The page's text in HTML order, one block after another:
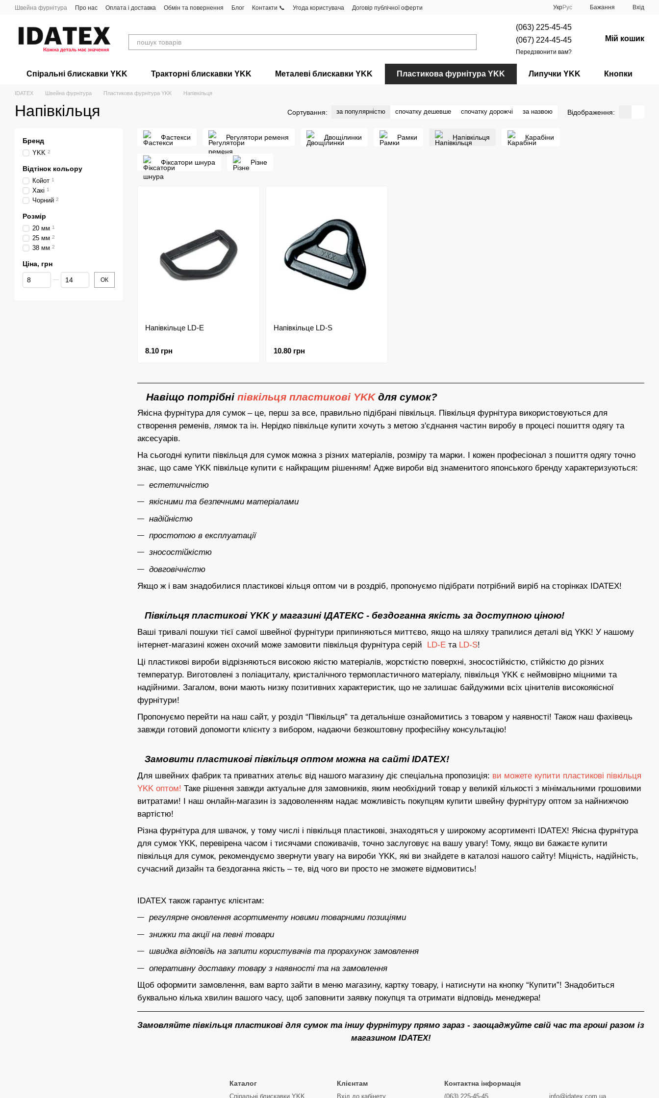
Перейти до основного контенту
Швейна фурнітура Про нас Оплата і доставка Обмін та повернення Блог Контакти 📞 Угода користувача Договір публічної оферти УкрРус Бажання Вхід
(063) 225-45-45
(067) 224-45-45
Передзвонити вам?
Мій кошик
Спіральні блискавки YKK Тракторні блискавки YKK Металеві блискавки YKK Пластикова фурнітура YKK Липучки YKK Кнопки
IDATEX Швейна фурнітура Пластикова фурнітура YKK Напівкільця
Напівкільця Сортування: за популярністю спочатку дешевше спочатку дорожчі за назвою Відображення:
Фастекси Регулятори ременя Двощілинки Рамки Напівкільця Карабіни
Фіксатори шнура Різне
Навіщо потрібні півкільця пластикові YKKдля сумок?
Якісна фурнітура для сумок – це, перш за все, правильно підібрані півкільця. Півкільця фурнітура використовуються для
створення ременів, лямок та ін. Нерідко півкільце купити хочуть з метою з'єднання частин виробу в процесі пошиття одягу та
аксесуарів.
На сьогодні купити півкільця для сумок можна з різних матеріалів, розміру та марки. І кожен професіонал з пошиття одягу точно
знає, що саме YKK півкільце купити є найкращим рішенням! Адже вироби від знаменитого японського бренду характеризуються:
естетичністю
якісними та безпечними матеріалами
надійністю
простотою в експлуатації
зносостійкістю
довговічністю
Якщо ж і вам знадобилися пластикові кільця оптом чи в роздріб, пропонуємо підібрати потрібний виріб на сторінках IDATEX!
Півкільця пластикові YKK у магазині ІДАТЕКС - бездоганна якість за доступною ціною!
Ваші тривалі пошуки тієї самої швейної фурнітури припиняються миттєво, якщо на шляху трапилися деталі від YKK! У нашому
інтернет-магазині кожен охочий може замовити півкільця фурнітура серій LD-E та LD-S!
Ці пластикові вироби відрізняються високою якістю матеріалів, жорсткістю поверхні, зносостійкістю, стійкістю до різних
температур. Виготовлені з поліациталу, кристалічного термопластичного матеріалу, півкільця YKK є неймовірно міцними та
надійними. Загалом, вони мають низку позитивних характеристик, що не залишає байдужими всіх цінителів високоякісної
фурнітури!
Пропонуємо перейти на наш сайт, у розділ “Півкільця” та детальніше ознайомитись з товаром у наявності! Також наш фахівець
завжди готовий допомогти клієнту з вибором, надаючи безкоштовну професійну консультацію!
Замовити пластикові півкільця оптом можна на сайті IDATEX!
Для швейних фабрик та приватних ательє від нашого магазину діє спеціальна пропозиція: ви можете купити пластикові півкільця
YKK оптом! Таке рішення завжди актуальне для замовників, яким необхідний товар у великій кількості з мінімальними грошовими
витратами! І наш онлайн-магазин із задоволенням надає можливість покупцям купити швейну фурнітуру оптом за найнижчою
вартістю!
Різна фурнітура для швачок, у тому числі і півкільця пластикові, знаходяться у широкому асортименті IDATEX! Якісна фурнітура
для сумок YKK, перевірена часом і тисячами споживачів, точно заслуговує на вашу увагу! Тому, якщо ви бажаєте купити
півкільця для сумок, рекомендуємо звернути увагу на вироби YKK, які ви знайдете в каталозі нашого сайту! Міцність, надійність,
сучасний дизайн та бездоганна якість – те, від чого ви просто не зможете відмовитись!
IDATEX також гарантує клієнтам:
регулярне оновлення асортименту новими товарними позиціями
знижки та акції на певні товари
швидка відповідь на запити користувачів та прорахунок замовлення
оперативну доставку товару з наявності та на замовлення
Щоб оформити замовлення, вам варто зайти в меню магазину, картку товару, і натиснути на кнопку “Купити”! Знадобиться
буквально кілька хвилин вашого часу, щоб заповнити заявку покупця та отримати відповідь менеджера!
Замовляйте півкільця пластикові для сумок та іншу фурнітуру прямо зараз - заощаджуйте свій час та гроші разом із
магазином IDATEX!
Напівкільце LD-E
8.10 грн
Напівкільце LD-S
10.80 грн
Бренд
YKK 2
Відтінок кольору
Койот 1
Хакі 1
Чорний 2
Розмір
20 мм 1
25 мм 2
38 мм 2
Ціна, грн
Від Ціна, грн
До Ціна, грн ОК
Каталог
Спіральні блискавки YKK
Клієнтам
Вхід до кабінету
Контактна інформація
(063) 225-45-45 info@idatex.com.ua